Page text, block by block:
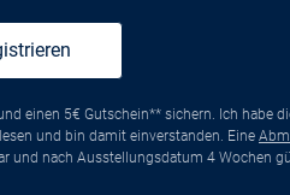
einen 5€ Gutschein** sichern. Ich habe
und bin damit einverstanden. Eine
und nach Ausstellungsdatum 4 Wochen